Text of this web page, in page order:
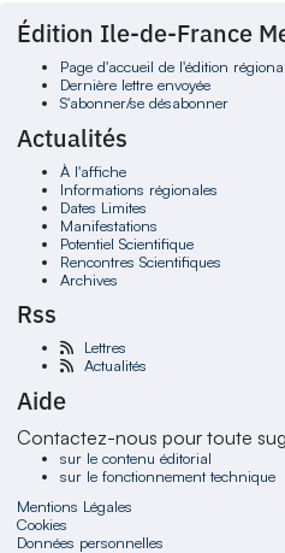
Édition Ile-de-France
Page d'accueil de l'édition
Dernière lettre envoyée
S'abonner/se désabonner
Actualités
À l'affiche
Informations régionales
Dates Limites
Manifestations
Potentiel Scientifique
Rencontres Scientifiques
Archives
Rss
Lettres
Actualités
Aide
Contactez-nous pour toute
sur le contenu éditorial
sur le fonctionnement technique
Mentions Légales
Cookies
Données personnelles